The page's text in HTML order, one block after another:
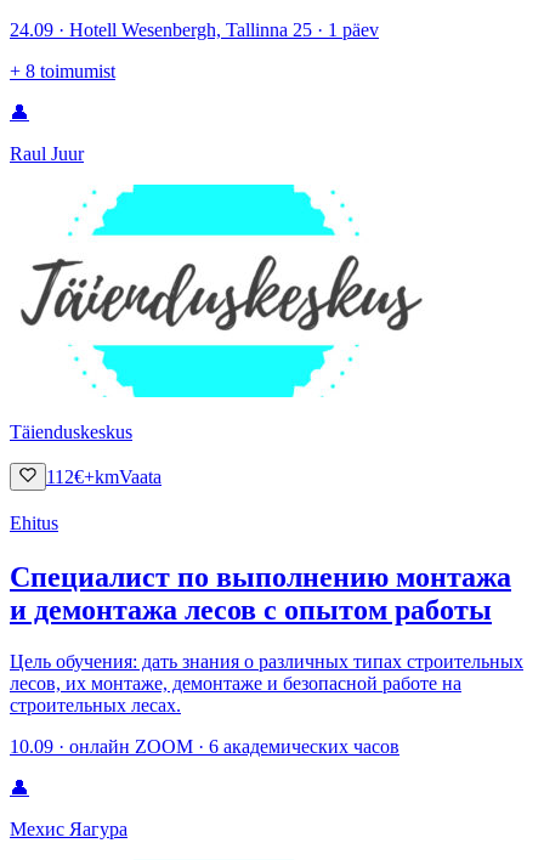
24.09 · Hotell Wesenbergh, Tallinna 25 · 1 päev
+ 8 toimumist
👤
Raul Juur
Täienduskeskus
112€+kmVaata
Ehitus
Специалист по выполнению монтажа
и демонтажа лесов с опытом работы
Цель обучения: дать знания о различных типах строительных
лесов, их монтаже, демонтаже и безопасной работе на
строительных лесах.
10.09 · онлайн ZOOM · 6 академических часов
👤
Мехис Яагура